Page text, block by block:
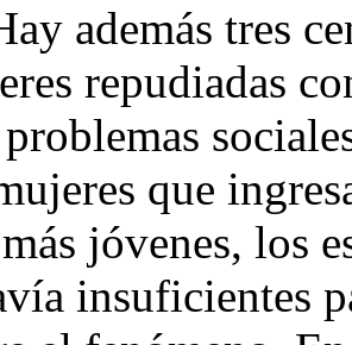
además tres
repudiadas
que
jóvenes, los
insuficientes